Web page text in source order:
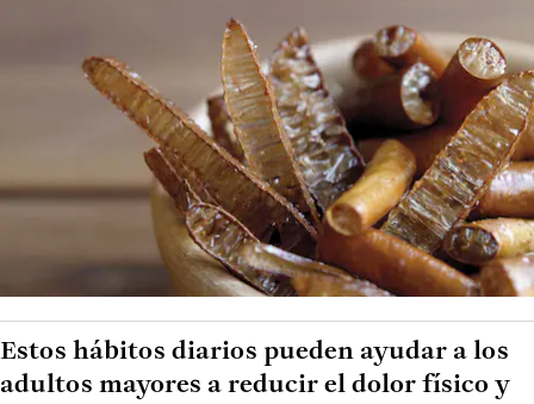
Estos hábitos diarios pueden ayudar a los
adultos mayores a reducir el dolor físico y